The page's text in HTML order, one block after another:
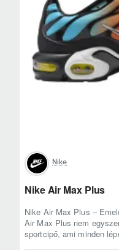
Nike
Nike Air Max Plus
Nike Air Max Plus –
Air Max Plus nem
sportcipő, ami minden